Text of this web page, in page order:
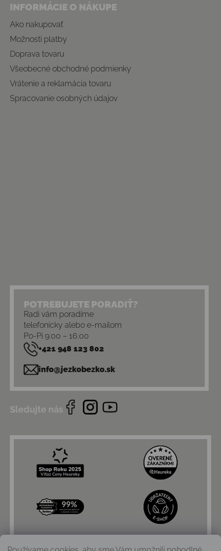
INFORMÁCIE O NÁKUPE
Ako nakupovať
Možnosti platby
Doprava tovaru
Všeobecné obchodné podmienky
Vrátenie a reklamácia tovaru
Spracovanie osobných údajov
POTREBUJETE PORADIŤ?
Radi vám poradíme
telefonicky alebo e-mailom
Po-Pi 9:00 – 16:00
+421 948 123 802
info@jezkobezko.sk
Sledujte nás